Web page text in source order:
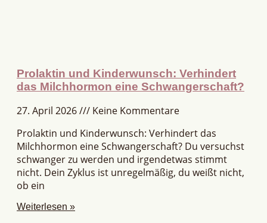
Prolaktin und Kinderwunsch: Verhindert
das Milchhormon eine Schwangerschaft?
27. April 2026
Keine Kommentare
Prolaktin und Kinderwunsch: Verhindert das
Milchhormon eine Schwangerschaft? Du versuchst
schwanger zu werden und irgendetwas stimmt
nicht. Dein Zyklus ist unregelmäßig, du weißt nicht,
ob ein
Weiterlesen »